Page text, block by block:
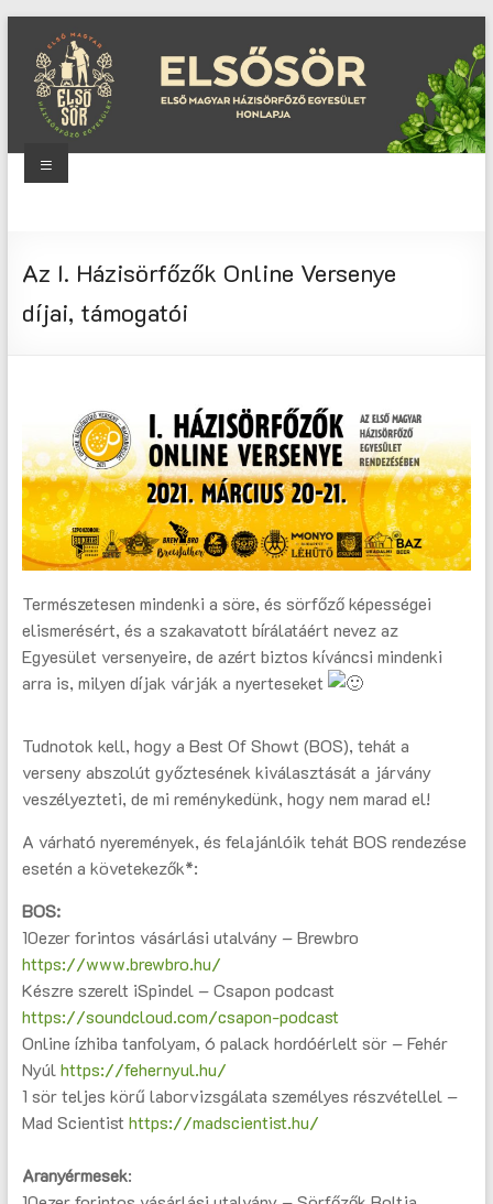
content
Magyar
Házisörfőző
Egyesület
Menu
Az I. Házisörfőzők Online Versenye
díjai, támogatói
Természetesen mindenki a söre, és sörfőző képességei
elismerésért, és a szakavatott bírálatáért nevez az
Egyesület versenyeire, de azért biztos kíváncsi mindenki
arra is, milyen díjak várják a nyerteseket
Tudnotok kell, hogy a Best Of Showt (BOS), tehát a
verseny abszolút győztesének kiválasztását a járvány
veszélyezteti, de mi reménykedünk, hogy nem marad el!
A várható nyeremények, és felajánlóik tehát BOS rendezése
esetén a követekezők*:
BOS:
10ezer forintos vásárlási utalvány – Brewbro
https://www.brewbro.hu/
Készre szerelt iSpindel – Csapon podcast
https://soundcloud.com/csapon-podcast
Online ízhiba tanfolyam, 6 palack hordóérlelt sör – Fehér
Nyúlhttps://fehernyul.hu/
1 sör teljes körű laborvizsgálata személyes részvétellel –
Mad Scientist https://madscientist.hu/
Aranyérmesek: